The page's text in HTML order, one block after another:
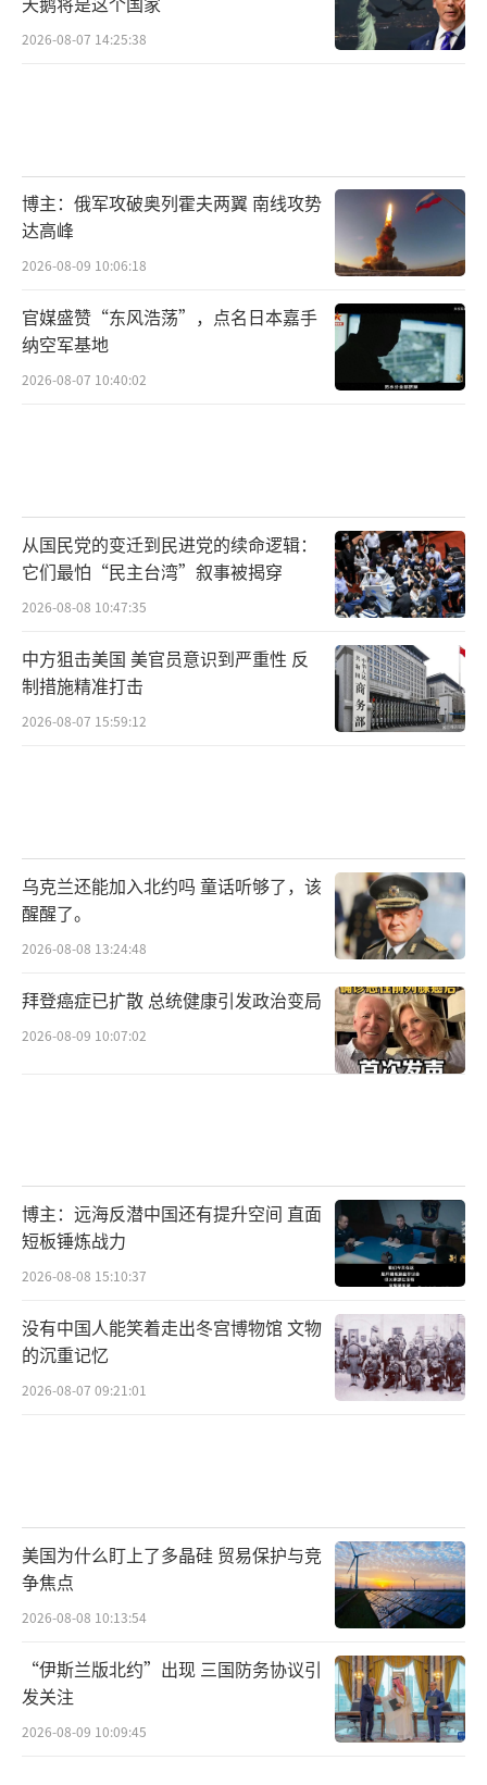
2026-08-07 14:25:38
博主：俄军攻破奥列霍夫两翼 南线攻势
达高峰
2026-08-09 10:06:18
官媒盛赞“东风浩荡”，点名日本嘉手
纳空军基地
2026-08-07 10:40:02
从国民党的变迁到民进党的续命逻辑：
它们最怕“民主台湾”叙事被揭穿
2026-08-08 10:47:35
中方狙击美国 美官员意识到严重性 反
制措施精准打击
2026-08-07 15:59:12
乌克兰还能加入北约吗 童话听够了，该
醒醒了。
2026-08-08 13:24:48
拜登癌症已扩散 总统健康引发政治变局
2026-08-09 10:07:02
博主：远海反潜中国还有提升空间 直面
短板锤炼战力
2026-08-08 15:10:37
没有中国人能笑着走出冬宫博物馆 文物
的沉重记忆
2026-08-07 09:21:01
美国为什么盯上了多晶硅 贸易保护与竞
争焦点
2026-08-08 10:13:54
“伊斯兰版北约”出现 三国防务协议引
发关注
2026-08-09 10:09:45